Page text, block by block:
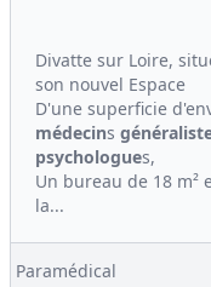
Divatte sur Loire,
son nouvel Espace
D'une superficie
médecins
psychologues,
Un bureau de 18 m²
la...
Paramédical